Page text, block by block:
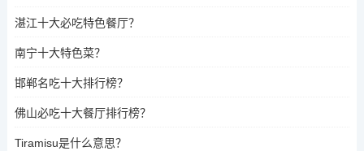
湛江十大必吃特色餐厅？
南宁十大特色菜？
邯郸名吃十大排行榜？
佛山必吃十大餐厅排行榜？
Tiramisu是什么意思？